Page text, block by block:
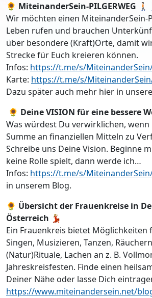
🌻 MiteinanderSein-PILGERWEG
Wir möchten einen MiteinanderSein-
Leben rufen und brauchen
über besondere (Kraft)Orte, damit
Strecke für Euch kreieren können.
Infos: https://t.me/s/
Karte: https://t.me/s/
Dazu später auch mehr hier in
🌻 Deine VISION für eine bessere
Was würdest Du verwirklichen, wenn
Summe an finanziellen Mitteln zu
Schreibe uns Deine Vision. Beginne
keine Rolle spielt, dann werde ich…
Infos: https://t.me/s/
in unserem Blog.
🌻 Übersicht der Frauenkreise in
Österreich 💃🏼
Ein Frauenkreis bietet Möglichkeiten
Singen, Musizieren, Tanzen,
(Natur)Rituale, Lachen an z. B.
Jahreskreisfesten. Finde einen
Deiner Nähe oder lasse Dich
https://www.miteinandersein.net/